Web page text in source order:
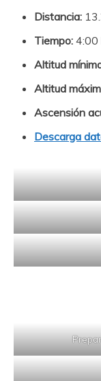
Distancia:
Tiempo: 4:00
Altitud
Altitud
Ascensión
Descarga